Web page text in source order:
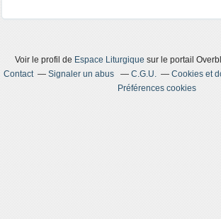
Voir le profil de Espace Liturgiquesur le portail
Contact
Signaler un abus C.G.U.
Cookies et
Préférences cookies